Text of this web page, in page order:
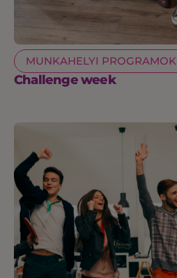
MUNKAHELYI PROGRAMOK
Challenge week